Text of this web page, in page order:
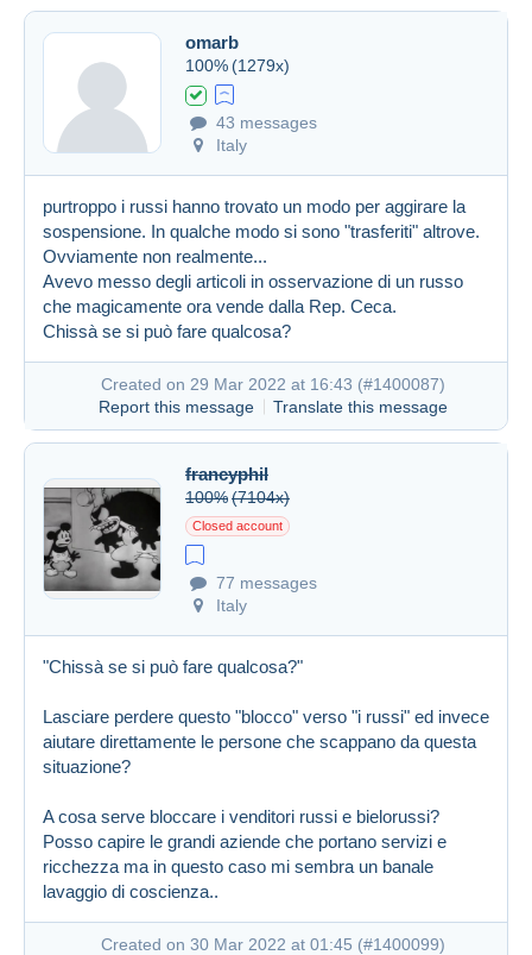
omarb
100% (1279x)
43 messages
Italy
purtroppo i russi hanno trovato un modo per aggirare la
sospensione. In qualche modo si sono "trasferiti" altrove.
Ovviamente non realmente...
Avevo messo degli articoli in osservazione di un russo
che magicamente ora vende dalla Rep. Ceca.
Chissà se si può fare qualcosa?
Created on 29 Mar 2022 at 16:43 (#1400087)
Report this message
Translate this message
francyphil
100%(7104x)
Closed account
77 messages
Italy
"Chissà se si può fare qualcosa?"
Lasciare perdere questo "blocco" verso "i russi" ed invece
aiutare direttamente le persone che scappano da questa
situazione?
A cosa serve bloccare i venditori russi e bielorussi?
Posso capire le grandi aziende che portano servizi e
ricchezza ma in questo caso mi sembra un banale
lavaggio di coscienza..
Created on 30 Mar 2022 at 01:45 (#1400099)